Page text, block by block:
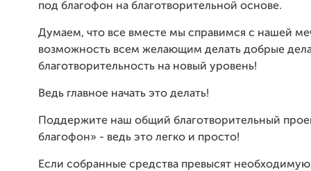
под благофон на благотворительной основе.
Думаем, что все вместе мы справимся с нашей
возможность всем желающим делать добрые
благотворительность на новый уровень!
Ведь главное начать это делать!
Поддержите наш общий благотворительный
благофон» - ведь это легко и просто!
Если собранные средства превысят